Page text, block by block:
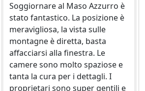
Soggiornare al Maso Azzurro è
stato fantastico. La posizione è
meravigliosa, la vista sulle
montagne è diretta, basta
affacciarsi alla finestra. Le
camere sono molto spaziose e
tanta la cura per i dettagli. I
proprietari sono super gentili e